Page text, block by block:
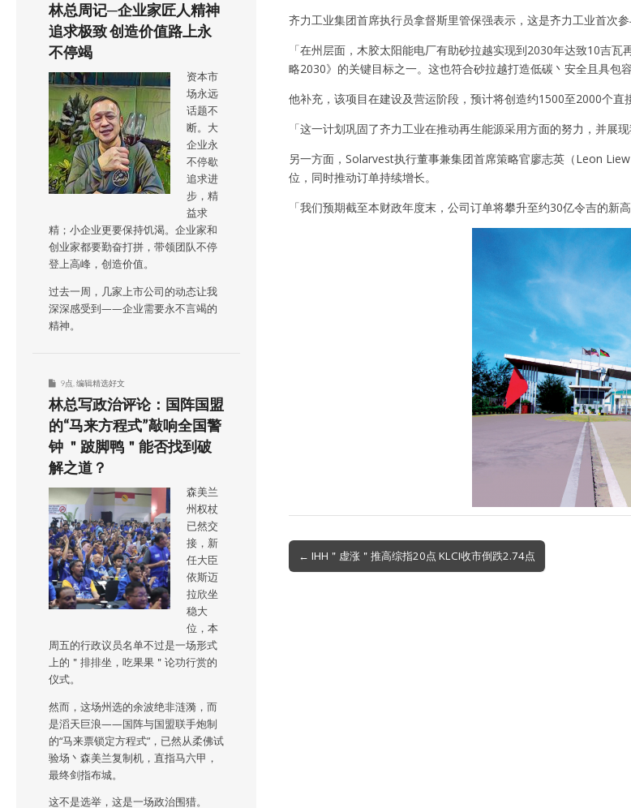
齐力工业集团首席执行员拿督斯里管保强表示，这是齐力工业首次参
「在州层面，木胶太阳能电厂有助砂拉越实现到2030年达致10吉
略2030》的关键目标之一。这也符合砂拉越打造低碳丶安全且具包
他补充，该项目在建设及营运阶段，预计将创造约1500至2000个直
「这一计划巩固了齐力工业在推动再生能源采用方面的努力，并展
另一方面，Solarvest执行董事兼集团首席策略官廖志英（Leon
位，同时推动订单持续增长。
「我们预期截至本财政年度末，公司订单将攀升至约30亿令吉的新
Post
navigation
← IHH＂虚涨＂推高综指20点 KLCI收市倒跌2.74点
林总周记─企业家匠人精神
追求极致 创造价值路上永
不停竭
资本市
场永远
话题不
断。大
企业永
不停歇
追求进
步，精
益求
精；小企业更要保持饥渴。企业家和
创业家都要勤奋打拼，带领团队不停
登上高峰，创造价值。
过去一周，几家上市公司的动态让我
深深感受到——企业需要永不言竭的
精神。
9点 编辑精选好文
林总写政治评论：国阵国盟
的“马来方程式”敲响全国警
钟 ＂跛脚鸭＂能否找到破
解之道？
森美兰
州权杖
已然交
接，新
任大臣
依斯迈
拉欣坐
稳大
位，本
周五的行政议员名单不过是一场形式
上的＂排排坐，吃果果＂论功行赏的
仪式。
然而，这场州选的余波绝非涟漪，而
是滔天巨浪——国阵与国盟联手炮制
的“马来票锁定方程式”，已然从柔佛试
验场丶森美兰复制机，直指马六甲，
最终剑指布城。
这不是选举，这是一场政治围猎。